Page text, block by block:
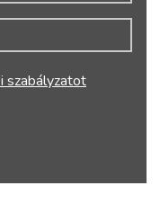
szabályzatot